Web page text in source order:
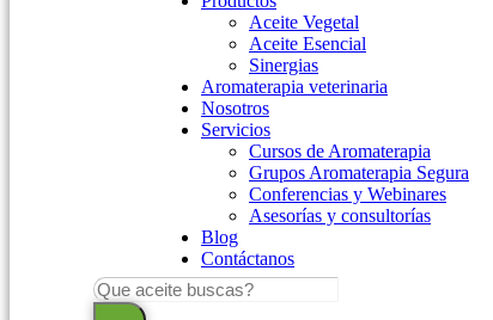
Aceite Vegetal
Aceite Esencial
Sinergias
Aromaterapia veterinaria
Nosotros
Servicios
Cursos de Aromaterapia
Grupos Aromaterapia Segura
Conferencias y Webinares
Asesorías y consultorías
Blog
Contáctanos
Search
...